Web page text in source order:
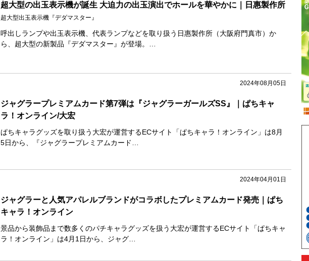
超大型の出玉表示機が誕生 大迫力の出玉演出でホールを華やかに｜日惠製作所
超大型出玉表示機『デダマスター』
呼出しランプや出玉表示機、代表ランプなどを取り扱う日惠製作所（大阪府門真市）か
ら、超大型の新製品『デダマスター』が登場。…
2024年08月05日
ジャグラープレミアムカード第7弾は『ジャグラーガールズSS』｜ぱちキャ
ラ！オンライン/大宏
ぱちキャラグッズを取り扱う大宏が運営するECサイト「ぱちキャラ！オンライン」は8月
5日から、『ジャグラープレミアムカード…
2024年04月01日
ジャグラーと人気アパレルブランドがコラボしたプレミアムカード発売｜ぱち
キャラ！オンライン
景品から装飾品まで数多くのパチキャラグッズを扱う大宏が運営するECサイト「ぱちキャ
ラ！オンライン」は4月1日から、ジャグ…